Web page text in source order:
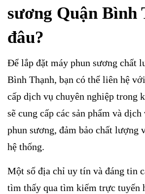
sương Quận Bình
đâu?
Để lắp đặt máy phun sương chất
Bình Thạnh, bạn có thể liên hệ
cấp dịch vụ chuyên nghiệp trong
sẽ cung cấp các sản phẩm và
phun sương, đảm bảo chất lượng
hệ thống.
Một số địa chỉ uy tín và đáng tin
tìm thấy qua tìm kiếm trực tuyến